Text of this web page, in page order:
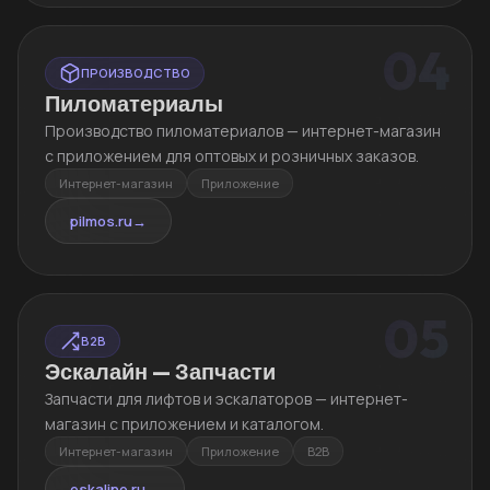
ПРОИЗВОДСТВО
Пиломатериалы
Производство пиломатериалов — интернет-магазин
с приложением для оптовых и розничных заказов.
Интернет-магазин Приложение
pilmos.ru→
B2B
Эскалайн — Запчасти
Запчасти для лифтов и эскалаторов — интернет-
магазин с приложением и каталогом.
Интернет-магазин Приложение B2B